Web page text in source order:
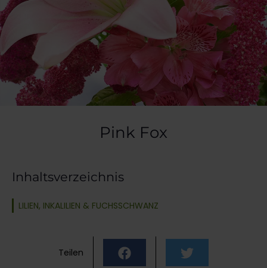
Pink Fox
Inhaltsverzeichnis
LILIEN, INKALILIEN & FUCHSSCHWANZ
Teilen